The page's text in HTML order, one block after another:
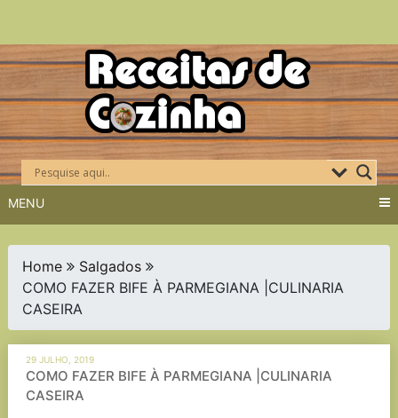
Skip
to
content
MENU
Home
Salgados
COMO FAZER BIFE À PARMEGIANA |CULINARIA
CASEIRA
29 JULHO, 2019
COMO FAZER BIFE À PARMEGIANA |CULINARIA
CASEIRA